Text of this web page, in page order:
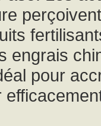
perçoivent
engrais
pour